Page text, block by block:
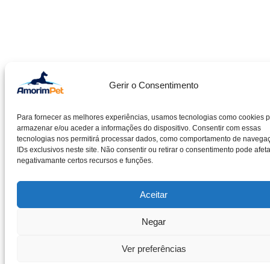
Gerir o Consentimento
Para fornecer as melhores experiências, usamos tecnologias como cookies
armazenar e/ou aceder a informações do dispositivo. Consentir com essas
tecnologias nos permitirá processar dados, como comportamento de
IDs exclusivos neste site. Não consentir ou retirar o consentimento pode
negativamante certos recursos e funções.
Aceitar
Negar
Ver preferências
Livro de reclamações
Entidade RAL – CACRC
Política de cookies
Política de privacidade